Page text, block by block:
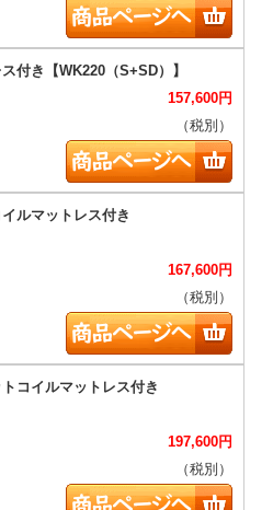
157,600円
（税別）
167,600円
（税別）
197,600円
（税別）